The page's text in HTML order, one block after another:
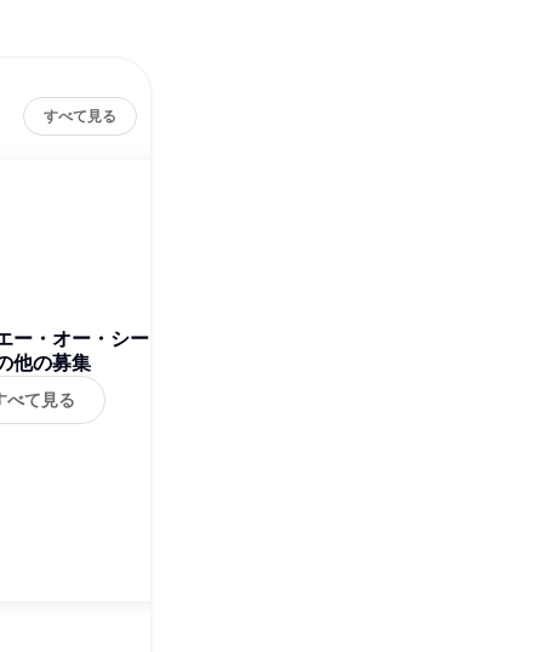
すべて見る
ー・オー・シー
他の募集
べて見る